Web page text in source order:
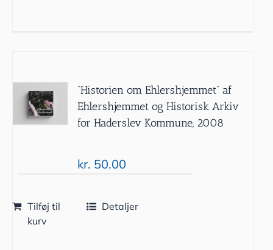
”Historien om Ehlershjemmet” af
Ehlershjemmet og Historisk Arkiv
for Haderslev Kommune, 2008
kr. 50.00
Tilføj til
kurv
Detaljer